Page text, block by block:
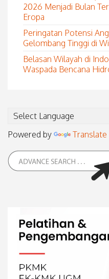
2026 Menjadi Bulan
Eropa
Peringatan Potensi
Gelombang Tinggi di
Belasan Wilayah di
Waspada Bencana
Powered by Translate